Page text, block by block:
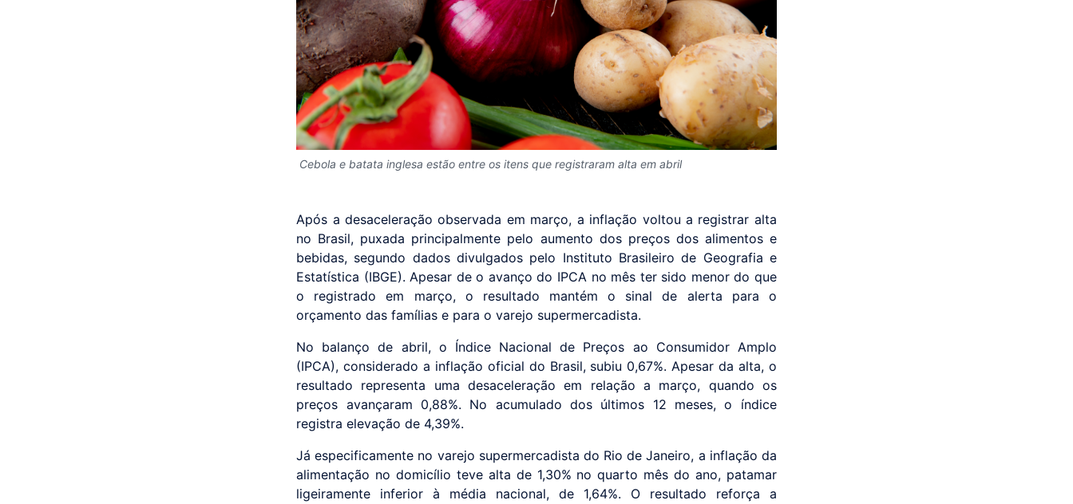
Cebola e batata inglesa estão entre os itens que registraram alta em abril
Após a desaceleração observada em março, a inflação voltou a registrar alta
no Brasil, puxada principalmente pelo aumento dos preços dos alimentos e
bebidas, segundo dados divulgados pelo Instituto Brasileiro de Geografia e
Estatística (IBGE). Apesar de o avanço do IPCA no mês ter sido menor do que
o registrado em março, o resultado mantém o sinal de alerta para o
orçamento das famílias e para o varejo supermercadista.
No balanço de abril, o Índice Nacional de Preços ao Consumidor Amplo
(IPCA), considerado a inflação oficial do Brasil, subiu 0,67%. Apesar da alta, o
resultado representa uma desaceleração em relação a março, quando os
preços avançaram 0,88%. No acumulado dos últimos 12 meses, o índice
registra elevação de 4,39%.
Já especificamente no varejo supermercadista do Rio de Janeiro, a inflação da
alimentação no domicílio teve alta de 1,30% no quarto mês do ano, patamar
ligeiramente inferior à média nacional, de 1,64%. O resultado reforça a